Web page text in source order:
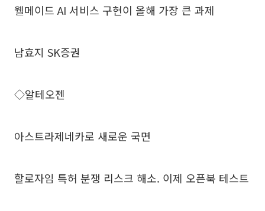
웰메이드 AI 서비스 구현이 올해 가장 큰 과제
남효지 SK증권
◇알테오젠
아스트라제네카로 새로운 국면
할로자임 특허 분쟁 리스크 해소. 이제 오픈북 테스트